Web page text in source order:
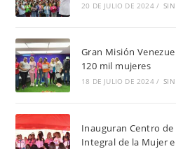
20 DE JULIO DE 2024 /
Gran Misión
120 mil mujeres
18 DE JULIO DE 2024 /
Inauguran Centro
Integral de la Mujer